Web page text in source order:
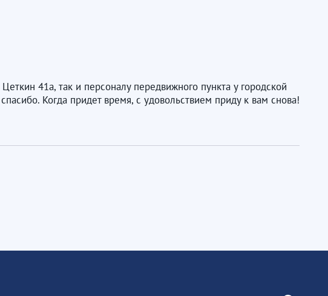
41а, так и персоналу передвижного пункта у городской
Когда придет время, с удовольствием приду к вам снова!